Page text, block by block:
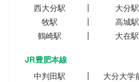
西大分駅
大分駅
牧駅
高城駅
鶴崎駅
大在駅
JR豊肥本線
中判田駅
大分大学